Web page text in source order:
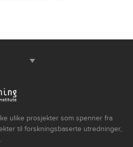
ulike prosjekter som spenner fra
til forskningsbaserte utredninger,